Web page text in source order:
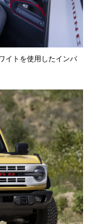
イトを使用したインパ